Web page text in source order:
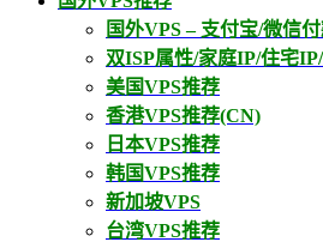
国外VPS – 支付宝/微信
双ISP属性/家庭IP/住宅
美国VPS推荐
香港VPS推荐(CN)
日本VPS推荐
韩国VPS推荐
新加坡VPS
台湾VPS推荐